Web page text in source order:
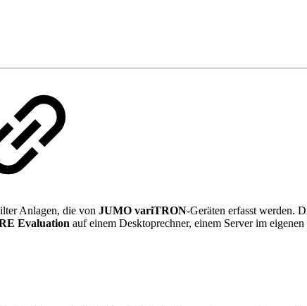
Anlagen, die von JUMO variTRON-Geräten erfasst werden.
Evaluation auf einem Desktoprechner, einem Server im